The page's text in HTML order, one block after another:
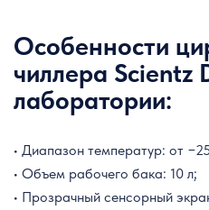
Особенности
чиллера Scientz
лаборатории:
• Диапазон температур: от
• Объем рабочего бака: 10 л;
• Прозрачный сенсорный